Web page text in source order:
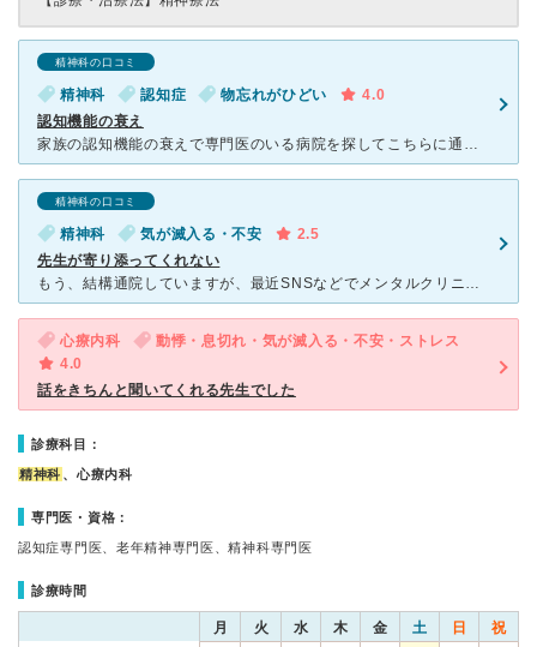
精神科の口コミ
精神科 認知症 物忘れがひどい
4.0
認知機能の衰え
家族の認知機能の衰えで専門医のいる病院を探してこちらに通院する事になりました。問診と薬の為に1〜2ヶ月毎に通院。定期的に専門医による認知テストや血液検査をしています。その結果を見ながら薬の量や薬を選ん
精神科の口コミ
精神科 気が滅入る・不安
2.5
先生が寄り添ってくれない
もう、結構通院していますが、最近SNSなどでメンタルクリニックの先生の事を読んでると、辛い時などは、それは辛いねーとか共感してくれるみたいだけど、ここ数年通って一度もそう言う言葉をかけてくれてないこと
心療内科
動悸・息切れ・気が滅入る・不安・ストレス
4.0
話をきちんと聞いてくれる先生でした
診療科目：
精神科 、心療内科
専門医・資格：
認知症専門医、老年精神専門医、精神科専門医
診療時間
月 火 水 木 金 土 日 祝